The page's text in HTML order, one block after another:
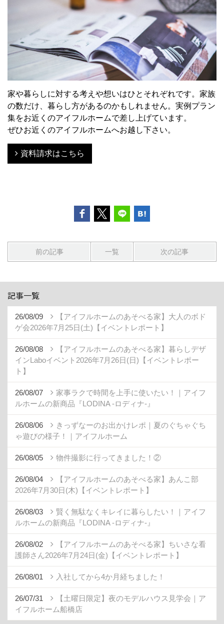
家や暮らしに対する考えや想いはひとそれぞれです。家族
の数だけ、暮らし方があるのかもしれません。実例プラン
集をお近くのアイフルホームで差し上げています。
ぜひお近くのアイフルホームへお越し下さい。
資料請求はこちら
前の記事 一覧 次の記事
記事一覧
26/08/09
【アイフルホームのあそべる家】大人のボド
ゲ会2026年7月25日(土)【イベントレポート】
26/08/08
【アイフルホームのあそべる家】暮らしデザ
インLaboイベント2026年7月26日(日)【イベントレポー
ト】
26/08/07
家事ラクで時間を上手に使いたい！｜アイフ
ルホームの新商品『LODINA -ロディナ-』
26/08/06
きっずなーのお出かけレポ｜夏のぐちゃぐち
ゃ遊びの様子！｜アイフルホーム
26/08/05 物件撮影に行ってきました！②
26/08/04
【アイフルホームのあそべる家】あんこ部
2026年7月30日(木)【イベントレポート】
26/08/03
賢く無駄なくキレイに暮らしたい！｜アイフ
ルホームの新商品『LODINA -ロディナ-』
26/08/02
【アイフルホームのあそべる家】ちいさな看
護師さん2026年7月24日(金)【イベントレポート】
26/08/01 入社してから4か月経ちました！
26/07/31
【土曜日限定】夜のモデルハウス見学会｜ア
イフルホーム船橋店